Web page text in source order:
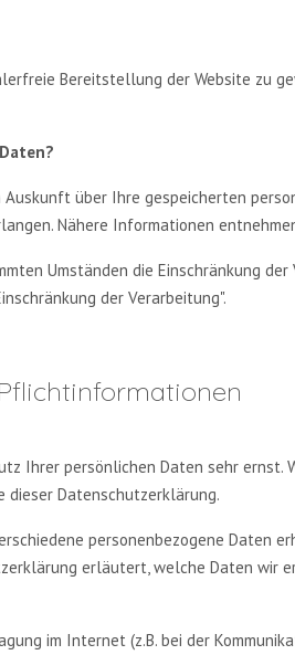
Bereitstellung der Website zu
über Ihre gespeicherten
Nähere Informationen
Umständen die Einschränkung
der Verarbeitung".
Ihrer persönlichen Daten sehr
Datenschutzerklärung.
personenbezogene Daten
erläutert, welche Daten wir
im Internet (z.B. bei der